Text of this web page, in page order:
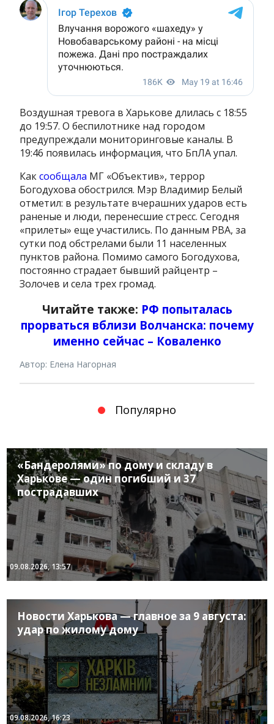
Воздушная тревога в Харькове длилась с 18:55
до 19:57. О беспилотнике над городом
предупреждали мониторинговые каналы. В
19:46 появилась информация, что БпЛА упал.
Каксообщала МГ «Объектив», террор
Богодухова обострился. Мэр Владимир Белый
отметил: в результате вчерашних ударов есть
раненые и люди, перенесшие стресс. Сегодня
«прилеты» еще участились. По данным РВА, за
сутки под обстрелами были 11 населенных
пунктов района. Помимо самого Богодухова,
постоянно страдает бывший райцентр –
Золочев и села трех громад.
Читайте также: РФ попыталась
прорваться вблизи Волчанска: почему
именно сейчас – Коваленко
Автор: Елена Нагорная
Популярно
«Бандеролями» по дому и складу в
Харькове — один погибший и 37
пострадавших
09.08.2026, 13:57
Новости Харькова — главное за 9 августа:
удар по жилому дому
09.08.2026, 16:23